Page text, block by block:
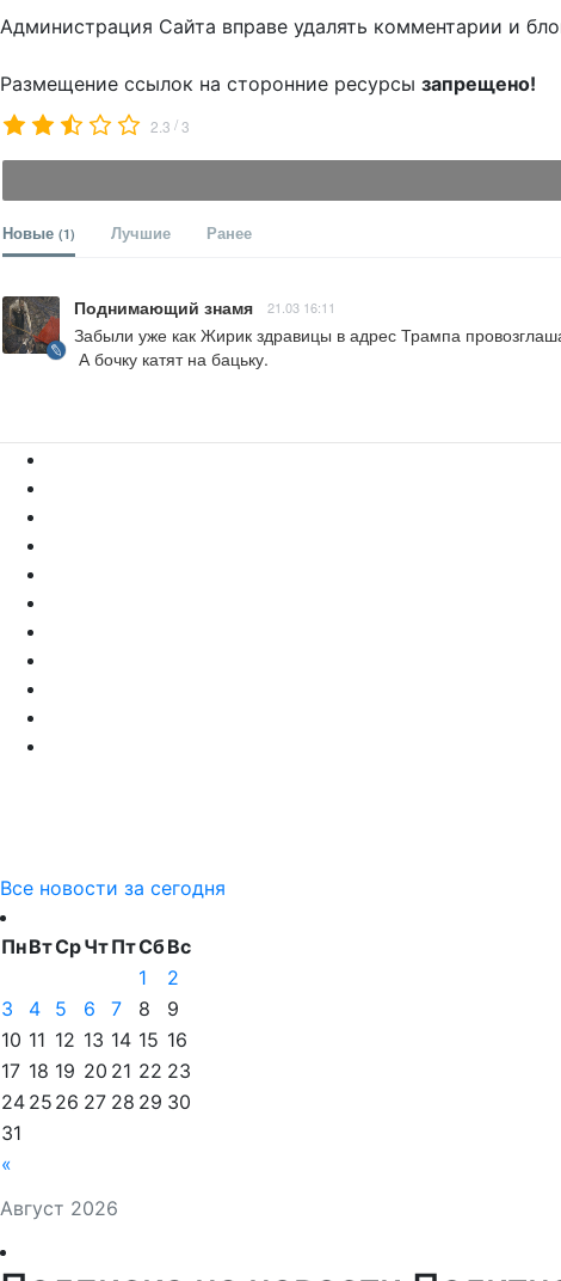
Администрация Сайта вправе удалять комментарии и
Размещение ссылок на сторонние ресурсы запрещено!
2.3 /3
Новые (1) Лучшие Ранее
Поднимающий знамя 21.03 16:11
Забыли уже как Жирик здравицы в адрес Трампа
А бочку катят на бацьку.
Все новости за сегодня
Август 2026
ПнВтСрЧтПтСбВс
«
1
2
3
4 5 6 7 8
9
10 11 12 13 14 15 16
17 18 19 20 21 22 23
24 25 26 27 28 29 30
31